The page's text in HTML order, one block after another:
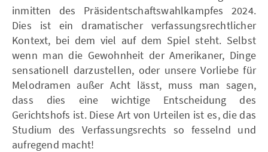
inmitten des Präsidentschaftswahlkampfes 2024.
Dies ist ein dramatischer verfassungsrechtlicher
Kontext, bei dem viel auf dem Spiel steht. Selbst
wenn man die Gewohnheit der Amerikaner, Dinge
sensationell darzustellen, oder unsere Vorliebe für
Melodramen außer Acht lässt, muss man sagen,
dass dies eine wichtige Entscheidung des
Gerichtshofs ist. Diese Art von Urteilen ist es, die das
Studium des Verfassungsrechts so fesselnd und
aufregend macht!